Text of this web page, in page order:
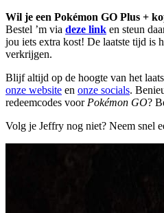
Wil je een Pokémon GO Plus +
Bestel ’m via deze link en steun
jou iets extra kost! De laatste tijd is
verkrijgen.
Blijf altijd op de hoogte van het
onze website en onze socials.
redeemcodes voor Pokémon GO?
Volg je Jeffry nog niet? Neem snel